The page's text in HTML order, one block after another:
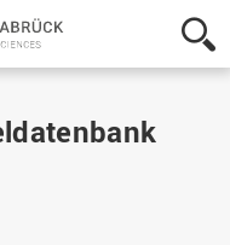
Hochschule
Osnabrück
-
Applied